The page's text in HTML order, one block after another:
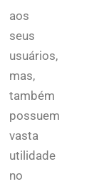
aos
seus
usuários,
mas,
também
possuem
vasta
utilidade
no